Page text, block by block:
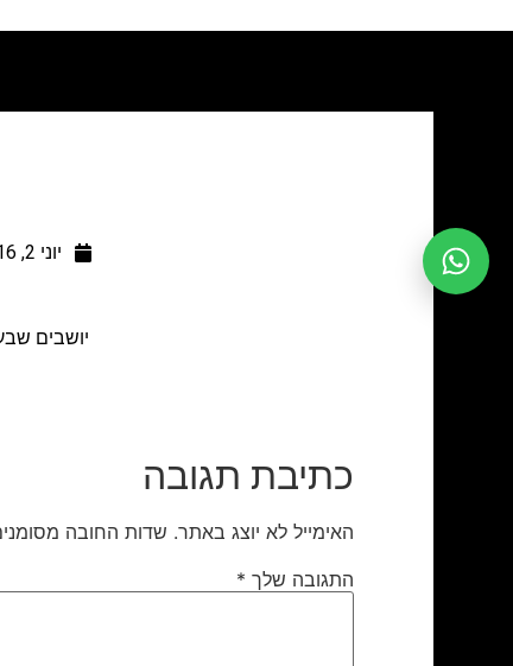
יוני 2, 2016
יושבים שבעה בבית
כתיבת תגובה
האימייל לא יוצג באתר. שדות החובה
התגובה שלך *